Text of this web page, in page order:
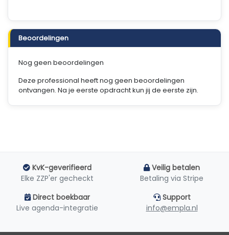
Beoordelingen
Nog geen beoordelingen
Deze professional heeft nog geen beoordelingen
ontvangen. Na je eerste opdracht kun jij de eerste zijn.
KvK-geverifieerd
Elke ZZP'er gecheckt
Veilig betalen
Betaling via Stripe
Direct boekbaar
Live agenda-integratie
Support
info@empla.nl